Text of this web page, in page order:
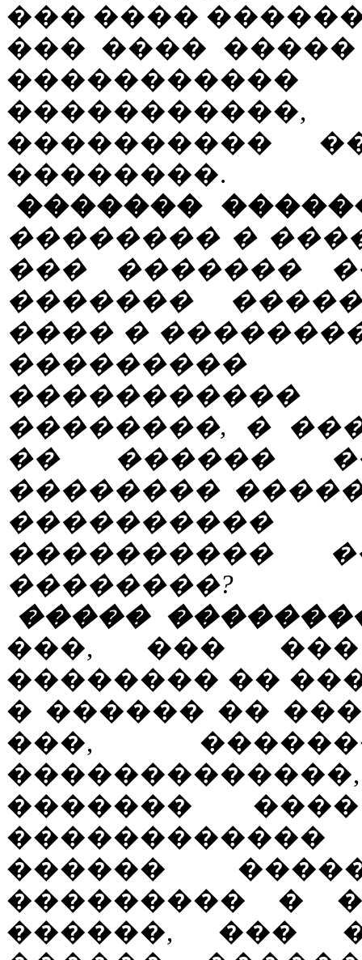
��� ����
��� ����
����������
��������.
�������
�������� �
��� �������
�������
���� �
��������, �
�� ������
��������
����������
����������
��������?
�����
���, ���
�������� ��
� ������ ��
���,
�������
������
��������� �
������, ���